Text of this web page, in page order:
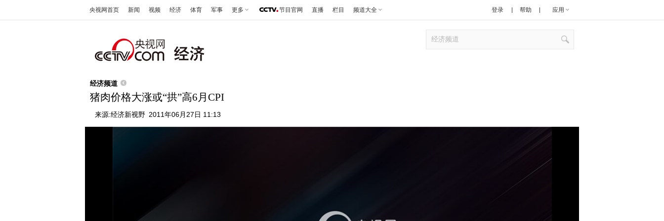
央视网首页 新闻 视频 经济 体育 军事 更多 节目官网 直播 栏目 频道大全 帮助 应用
登录
经济频道
猪肉价格大涨或“拱”高6月CPI
来源:经济新视野 2011年06月27日 11:13